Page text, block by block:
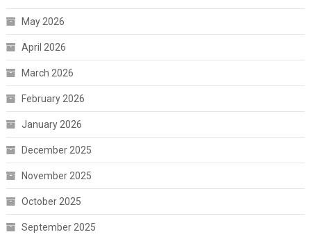
May 2026
April 2026
March 2026
February 2026
January 2026
December 2025
November 2025
October 2025
September 2025